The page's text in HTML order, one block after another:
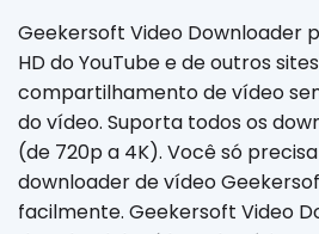
Geekersoft Video Downloader
HD do YouTube e de outros
compartilhamento de vídeo
do vídeo. Suporta todos os
(de 720p a 4K). Você só
downloader de vídeo
facilmente. Geekersoft Video